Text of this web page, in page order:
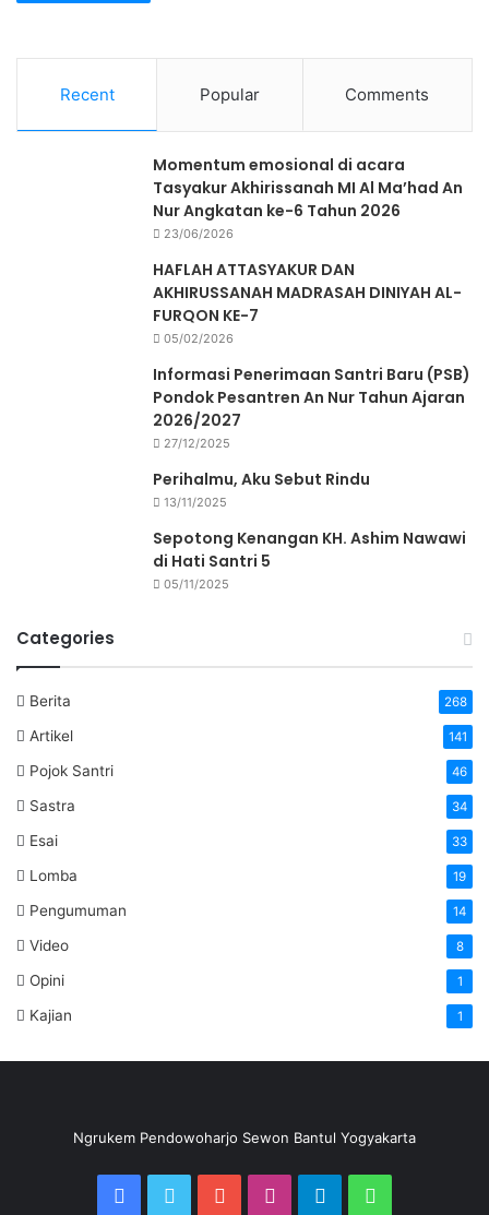
Recent Popular Comments
Momentum emosional di acara
Tasyakur Akhirissanah MI Al Ma’had An
Nur Angkatan ke-6 Tahun 2026
23/06/2026
HAFLAH ATTASYAKUR DAN
AKHIRUSSANAH MADRASAH DINIYAH AL-
FURQON KE-7
05/02/2026
Informasi Penerimaan Santri Baru (PSB)
Pondok Pesantren An Nur Tahun Ajaran
2026/2027
27/12/2025
Perihalmu, Aku Sebut Rindu
13/11/2025
Sepotong Kenangan KH. Ashim Nawawi
di Hati Santri 5
05/11/2025
Categories
Berita 268
Artikel 141
Pojok Santri 46
Sastra 34
Esai 33
Lomba 19
Pengumuman 14
Video 8
Opini 1
Kajian 1
Ngrukem Pendowoharjo Sewon Bantul Yogyakarta